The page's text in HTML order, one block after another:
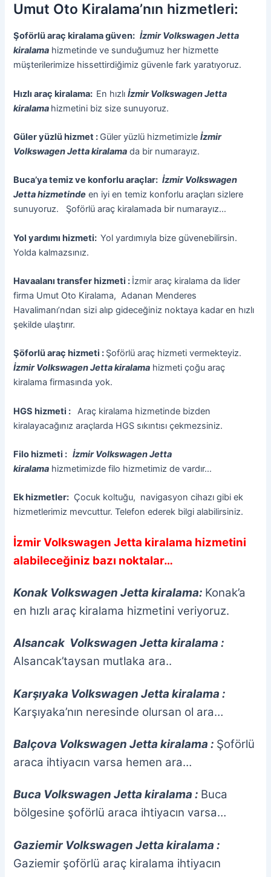
Umut Oto Kiralama’nın hizmetleri:
Şoförlü araç kiralama güven: İzmir Volkswagen Jetta
kiralama hizmetinde ve sunduğumuz her hizmette
müşterilerimize hissettirdiğimiz güvenle fark yaratıyoruz.
Hızlı araç kiralama: En hızlıİzmir Volkswagen Jetta
kiralama hizmetini biz size sunuyoruz.
Güler yüzlü hizmet : Güler yüzlü hizmetimizleİzmir
Volkswagen Jetta kiralama da bir numarayız.
Buca’ya temiz ve konforlu araçlar: İzmir Volkswagen
Jetta hizmetinde en iyi en temiz konforlu araçları sizlere
sunuyoruz. Şoförlü araç kiralamada bir numarayız…
Yol yardımı hizmeti:Yol yardımıyla bize güvenebilirsin.
Yolda kalmazsınız.
Havaalanı transfer hizmeti : İzmir araç kiralama da lider
firma Umut Oto Kiralama, Adanan Menderes
Havalimanı’ndan sizi alıp gideceğiniz noktaya kadar en hızlı
şekilde ulaştırır.
Şöforlü araç hizmeti : Şoförlü araç hizmeti vermekteyiz.
İzmir Volkswagen Jetta kiralama hizmeti çoğu araç
kiralama firmasında yok.
HGS hizmeti :
Araç kiralama hizmetinde bizden
kiralayacağınız araçlarda HGS sıkıntısı çekmezsiniz.
Filo hizmeti :İzmir Volkswagen Jetta
kiralama hizmetimizde filo hizmetimiz de vardır…
Ek hizmetler: Çocuk koltuğu, navigasyon cihazı gibi ek
hizmetlerimiz mevcuttur. Telefon ederek bilgi alabilirsiniz.
İzmir Volkswagen Jetta kiralama hizmetini
alabileceğiniz bazı noktalar…
Konak Volkswagen Jetta kiralama: Konak’a
en hızlı araç kiralama hizmetini veriyoruz.
Alsancak Volkswagen Jetta kiralama :
Alsancak’taysan mutlaka ara..
Karşıyaka Volkswagen Jetta kiralama :
Karşıyaka’nın neresinde olursan ol ara…
Balçova Volkswagen Jetta kiralama : Şoförlü
araca ihtiyacın varsa hemen ara…
Buca Volkswagen Jetta kiralama : Buca
bölgesine şoförlü araca ihtiyacın varsa…
Gaziemir Volkswagen Jetta kiralama :
Gaziemir şoförlü araç kiralama ihtiyacın